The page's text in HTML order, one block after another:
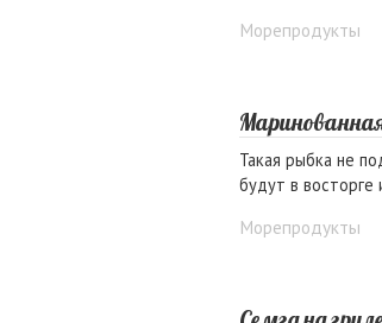
Морепродукты
Такая рыбка не
будут в
Морепродукты